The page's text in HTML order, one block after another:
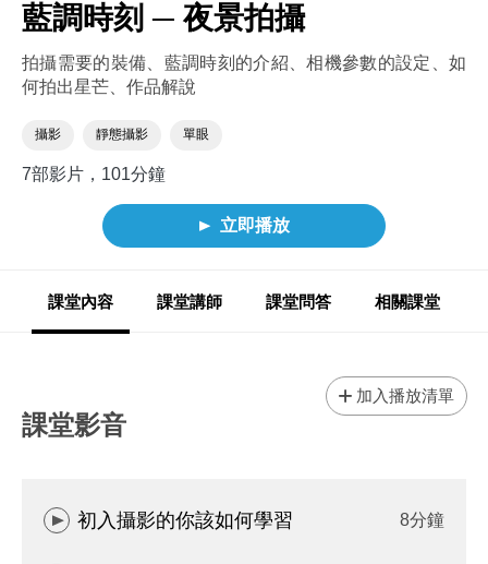
藍調時刻 ─ 夜景拍攝
拍攝需要的裝備、藍調時刻的介紹、相機參數的設定、如
何拍出星芒、作品解說
攝影 靜態攝影 單眼
7部影片，101分鐘
立即播放
課堂內容 課堂講師 課堂問答 相關課堂
課堂影音
加入播放清單
初入攝影的你該如何學習 8分鐘